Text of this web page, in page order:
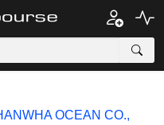
OCEAN CO.,